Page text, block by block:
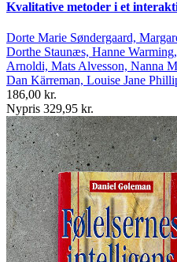
Kvalitative metoder i et
Dorte Marie Søndergaard,
Dorthe Staunæs, Hanne
Arnoldi, Mats Alvesson, Nanna
Dan Kärreman, Louise Jane
186,00 kr.
Nypris 329,95 kr.